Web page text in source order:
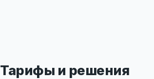
Тарифы и решения